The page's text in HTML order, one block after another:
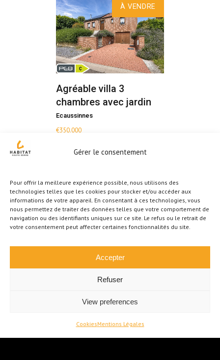
Gérer le consentement
Pour offrir la meilleure expérience possible, nous utilisons des
technologies telles que les cookies pour stocker et/ou accéder aux
informations de votre appareil. En consentant à ces technologies, vous
nous permettez de traiter des données telles que votre comportement de
navigation ou des identifiants uniques sur ce site. Le refus ou le retrait de
votre consentement peut affecter certaines fonctionnalités du site.
Accepter
Refuser
View preferences
CookiesMentions Légales
À VENDRE
Agréable villa 3
chambres avec jardin
Ecaussinnes
€350.000
Vaste maison 5
chambres avec garage
Ecaussinnes